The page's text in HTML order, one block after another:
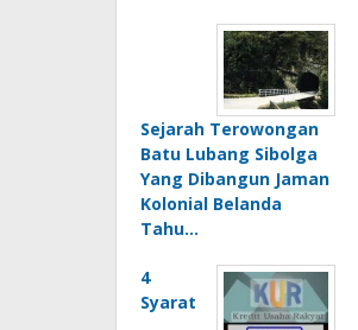
Sejarah Terowongan
Batu Lubang Sibolga
Yang Dibangun Jaman
Kolonial Belanda
Tahu…
4
Syarat